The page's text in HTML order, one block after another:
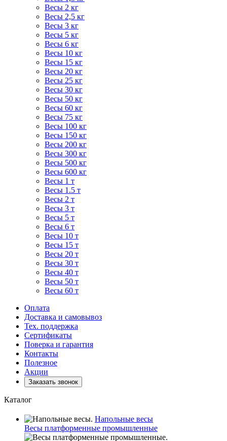
Весы 2 кг
Весы 2,5 кг
Весы 3 кг
Весы 5 кг
Весы 6 кг
Весы 10 кг
Весы 15 кг
Весы 20 кг
Весы 25 кг
Весы 30 кг
Весы 50 кг
Весы 60 кг
Весы 75 кг
Весы 100 кг
Весы 150 кг
Весы 200 кг
Весы 300 кг
Весы 500 кг
Весы 600 кг
Весы 1 т
Весы 1.5 т
Весы 2 т
Весы 3 т
Весы 5 т
Весы 6 т
Весы 10 т
Весы 15 т
Весы 20 т
Весы 30 т
Весы 40 т
Весы 50 т
Весы 60 т
Оплата
Доставка и самовывоз
Тех. поддержка
Сертификаты
Поверка и гарантия
Контакты
Полезное
Акции
Заказать звонок
Каталог
Напольные весы
Весы платформенные промышленные